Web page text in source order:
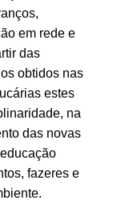
em rede e
das
obtidos nas
estes
na
das novas
fazeres e